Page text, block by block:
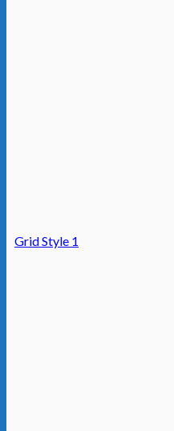
Grid Style 1